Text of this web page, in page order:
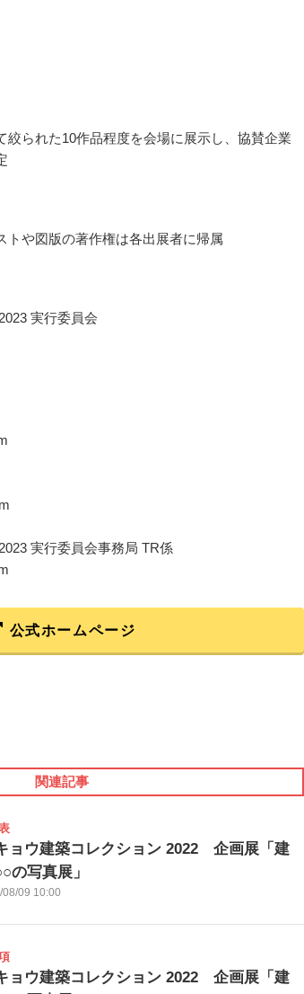
絞られた10作品程度を会場に展示し、協賛企業
トや図版の著作権は各出展者に帰属
実行委員会
実行委員会事務局 TR係
公式ホームページ
関連記事
ョウ建築コレクション 2022 企画展「建
の写真展」
09 10:00
ョウ建築コレクション 2022 企画展「建